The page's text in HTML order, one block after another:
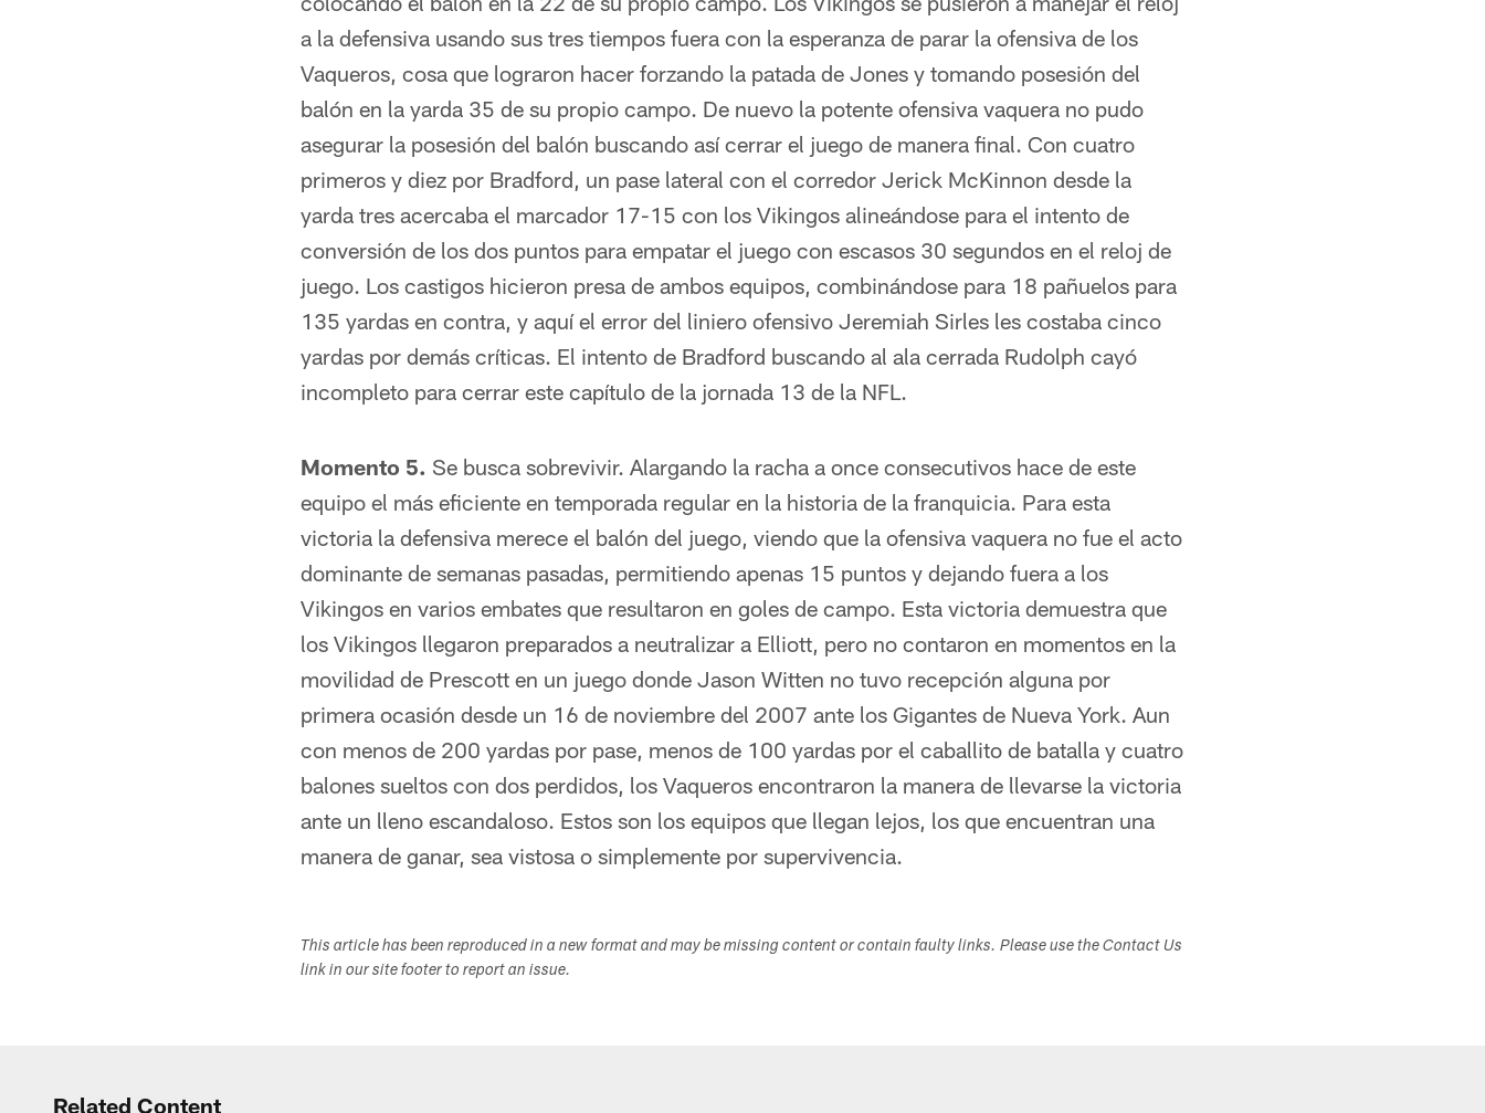
a la defensiva usando sus tres tiempos fuera con la esperanza de parar la ofensiva de los
Vaqueros, cosa que lograron hacer forzando la patada de Jones y tomando posesión del
balón en la yarda 35 de su propio campo. De nuevo la potente ofensiva vaquera no pudo
asegurar la posesión del balón buscando así cerrar el juego de manera final. Con cuatro
primeros y diez por Bradford, un pase lateral con el corredor Jerick McKinnon desde la
yarda tres acercaba el marcador 17-15 con los Vikingos alineándose para el intento de
conversión de los dos puntos para empatar el juego con escasos 30 segundos en el reloj de
juego. Los castigos hicieron presa de ambos equipos, combinándose para 18 pañuelos para
135 yardas en contra, y aquí el error del liniero ofensivo Jeremiah Sirles les costaba cinco
yardas por demás críticas. El intento de Bradford buscando al ala cerrada Rudolph cayó
incompleto para cerrar este capítulo de la jornada 13 de la NFL.
Momento 5. Se busca sobrevivir. Alargando la racha a once consecutivos hace de este
equipo el más eficiente en temporada regular en la historia de la franquicia. Para esta
victoria la defensiva merece el balón del juego, viendo que la ofensiva vaquera no fue el acto
dominante de semanas pasadas, permitiendo apenas 15 puntos y dejando fuera a los
Vikingos en varios embates que resultaron en goles de campo. Esta victoria demuestra que
los Vikingos llegaron preparados a neutralizar a Elliott, pero no contaron en momentos en la
movilidad de Prescott en un juego donde Jason Witten no tuvo recepción alguna por
primera ocasión desde un 16 de noviembre del 2007 ante los Gigantes de Nueva York. Aun
con menos de 200 yardas por pase, menos de 100 yardas por el caballito de batalla y cuatro
balones sueltos con dos perdidos, los Vaqueros encontraron la manera de llevarse la victoria
ante un lleno escandaloso. Estos son los equipos que llegan lejos, los que encuentran una
manera de ganar, sea vistosa o simplemente por supervivencia.
This article has been reproduced in a new format and may be missing content or contain faulty links. Please use the Contact Us
link in our site footer to report an issue.
Related Content